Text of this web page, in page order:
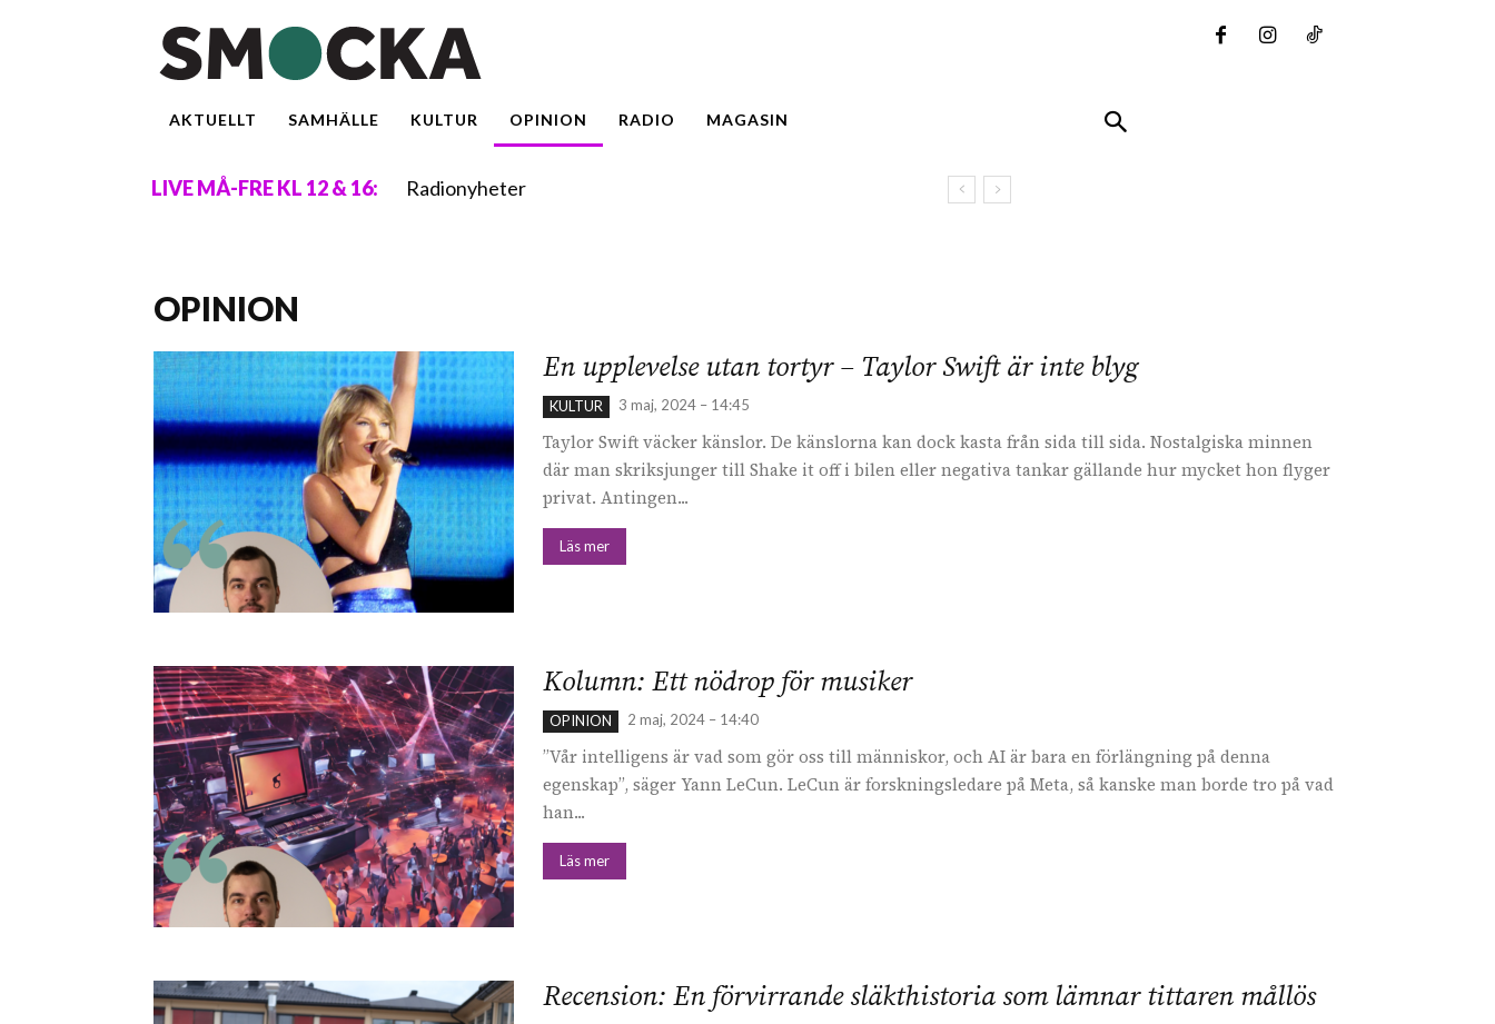
AKTUELLT SAMHÄLLE KULTUR OPINION RADIO MAGASIN
LIVE MÅ-FRE KL 12 & 16: Radionyheter
OPINION
En upplevelse utan tortyr – Taylor Swift är inte blyg
KULTUR 3 maj, 2024 – 14:45
Taylor Swift väcker känslor. De känslorna kan dock kasta från sida till sida. Nostalgiska minnen
där man skriksjunger till Shake it off i bilen eller negativa tankar gällande hur mycket hon flyger
privat. Antingen...
Läs mer
Kolumn: Ett nödrop för musiker
OPINION 2 maj, 2024 – 14:40
”Vår intelligens är vad som gör oss till människor, och AI är bara en förlängning på denna
egenskap”, säger Yann LeCun. LeCun är forskningsledare på Meta, så kanske man borde tro på vad
han...
Läs mer
Recension: En förvirrande släkthistoria som lämnar tittaren mållös